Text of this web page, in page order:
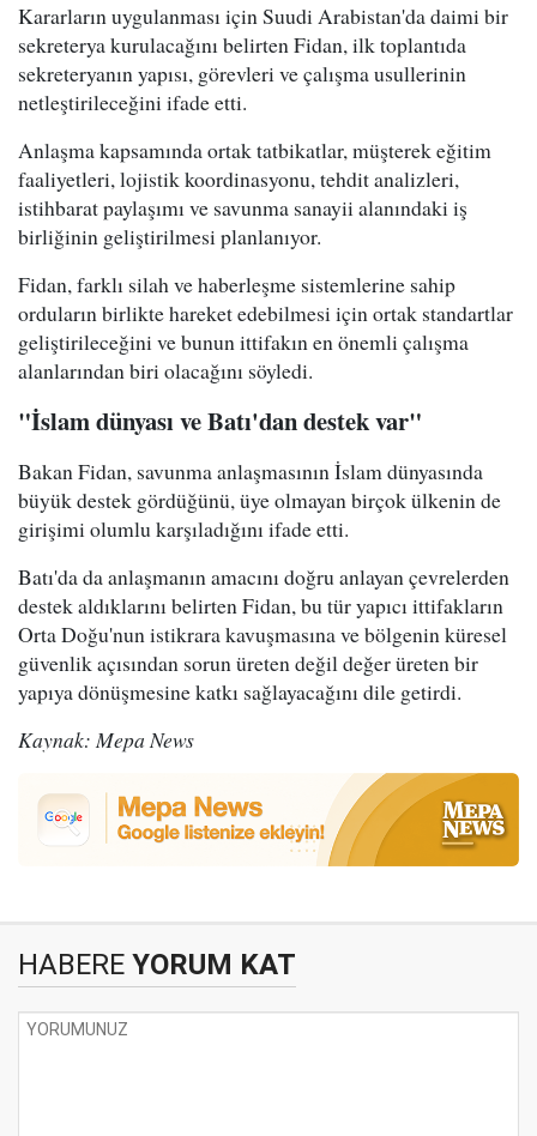
Kararların uygulanması için Suudi Arabistan'da daimi bir
sekreterya kurulacağını belirten Fidan, ilk toplantıda
sekreteryanın yapısı, görevleri ve çalışma usullerinin
netleştirileceğini ifade etti.
Anlaşma kapsamında ortak tatbikatlar, müşterek eğitim
faaliyetleri, lojistik koordinasyonu, tehdit analizleri,
istihbarat paylaşımı ve savunma sanayii alanındaki iş
birliğinin geliştirilmesi planlanıyor.
Fidan, farklı silah ve haberleşme sistemlerine sahip
orduların birlikte hareket edebilmesi için ortak standartlar
geliştirileceğini ve bunun ittifakın en önemli çalışma
alanlarından biri olacağını söyledi.
"İslam dünyası ve Batı'dan destek var"
Bakan Fidan, savunma anlaşmasının İslam dünyasında
büyük destek gördüğünü, üye olmayan birçok ülkenin de
girişimi olumlu karşıladığını ifade etti.
Batı'da da anlaşmanın amacını doğru anlayan çevrelerden
destek aldıklarını belirten Fidan, bu tür yapıcı ittifakların
Orta Doğu'nun istikrara kavuşmasına ve bölgenin küresel
güvenlik açısından sorun üreten değil değer üreten bir
yapıya dönüşmesine katkı sağlayacağını dile getirdi.
Kaynak: Mepa News
HABERE YORUM KAT